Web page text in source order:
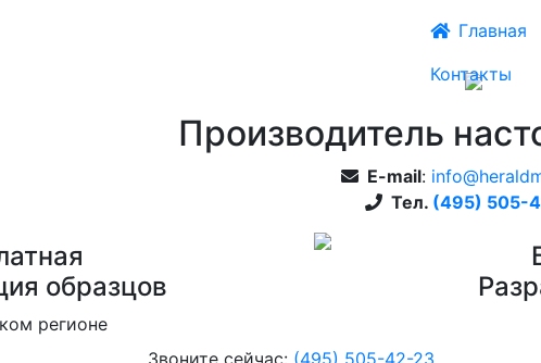
Производитель
E-mail:
Тел. (495) 505-
Главная
Контакты
образцов
регионе
Звоните сейчас: (495) 505-42-23